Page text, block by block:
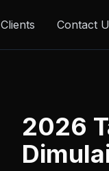
Clients Contact
2026